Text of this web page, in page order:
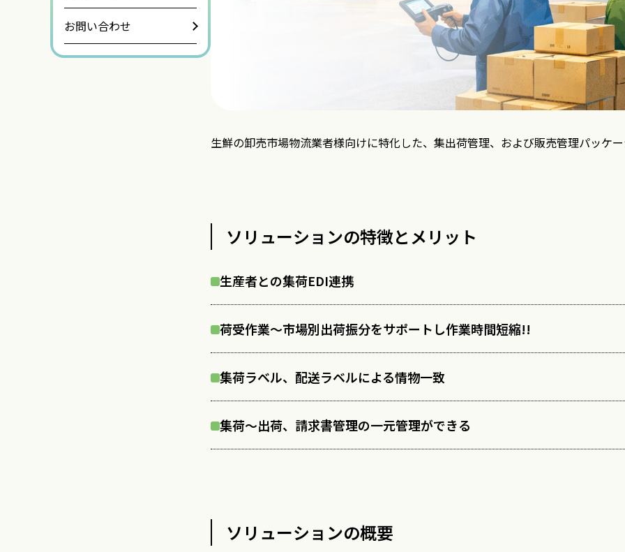
お問い合わせ
生鮮の卸売市場物流業者様向けに特化した、集出荷管理、および販売管理パッケー
ソリューションの特徴とメリット
生産者との集荷EDI連携
荷受作業～市場別出荷振分をサポートし作業時間短縮!!
集荷ラベル、配送ラベルによる情物一致
集荷～出荷、請求書管理の一元管理ができる
ソリューションの概要